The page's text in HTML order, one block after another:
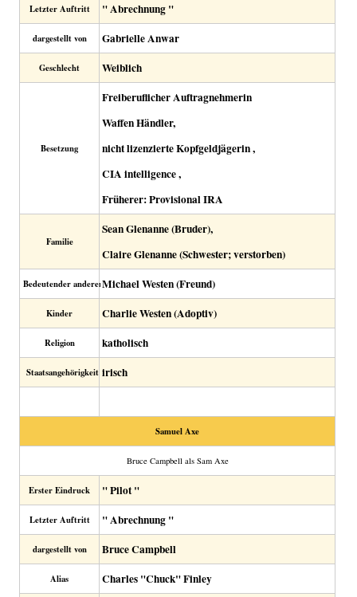
Letzter Auftritt " Abrechnung "
dargestellt von Gabrielle Anwar
Geschlecht Weiblich
Besetzung
Freiberuflicher Auftragnehmerin
Waffen Händler,
nicht lizenzierte Kopfgeldjägerin ,
CIA intelligence ,
Früherer: Provisional IRA
Familie
Sean Glenanne (Bruder),
Claire Glenanne (Schwester; verstorben)
Bedeutender andererMichael Westen (Freund)
Kinder Charlie Westen (Adoptiv)
Religion katholisch
Staatsangehörigkeit irisch
Samuel Axe
Bruce Campbell als Sam Axe
Erster Eindruck " Pilot "
Letzter Auftritt " Abrechnung "
dargestellt von Bruce Campbell
Alias Charles "Chuck" Finley